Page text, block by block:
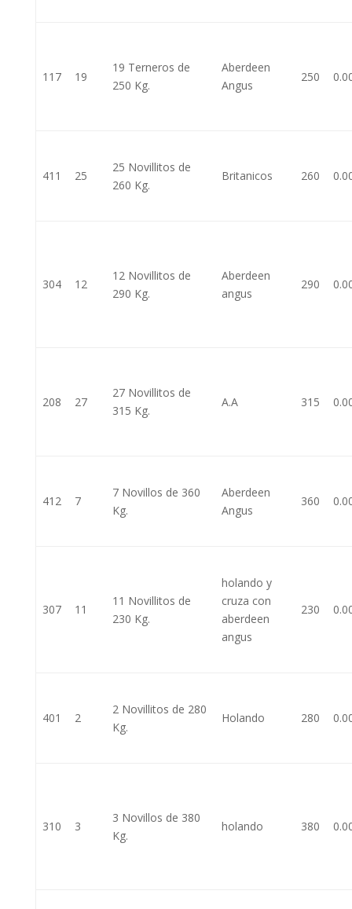
117 19
19 Terneros de
250 Kg.
Aberdeen
Angus
250
411 25
25 Novillitos de
260 Kg.
Britanicos 260
304 12
12 Novillitos de
290 Kg.
Aberdeen
angus
290
208 27
27 Novillitos de
315 Kg.
A.A 315
412 7
7 Novillos de 360
Kg.
Aberdeen
Angus
360
307 11
11 Novillitos de
230 Kg.
holando y
cruza con
aberdeen
angus
230
401 2
2 Novillitos de 280
Kg.
Holando 280
310 3
3 Novillos de 380
Kg.
holando 380